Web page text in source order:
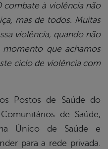
combate à violência não
mas de todos. Muitas
violência, quando não
momento que achamos
ciclo de violência com
Postos de Saúde do
de Saúde,
Único de Saúde e
para a rede privada.